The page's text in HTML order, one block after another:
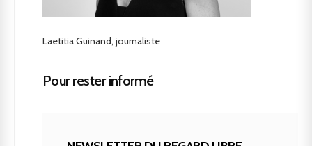
Laetitia Guinand, journaliste
Pour rester informé